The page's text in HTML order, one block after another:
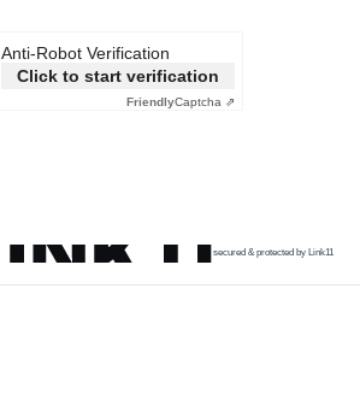
Anti-Robot Verification
Click to start verification
FriendlyCaptcha ⇗
secured & protected by Link11